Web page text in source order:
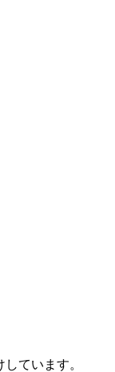
ています。